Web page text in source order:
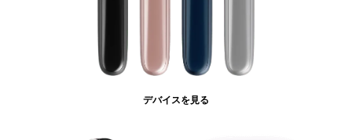
デバイスを見る